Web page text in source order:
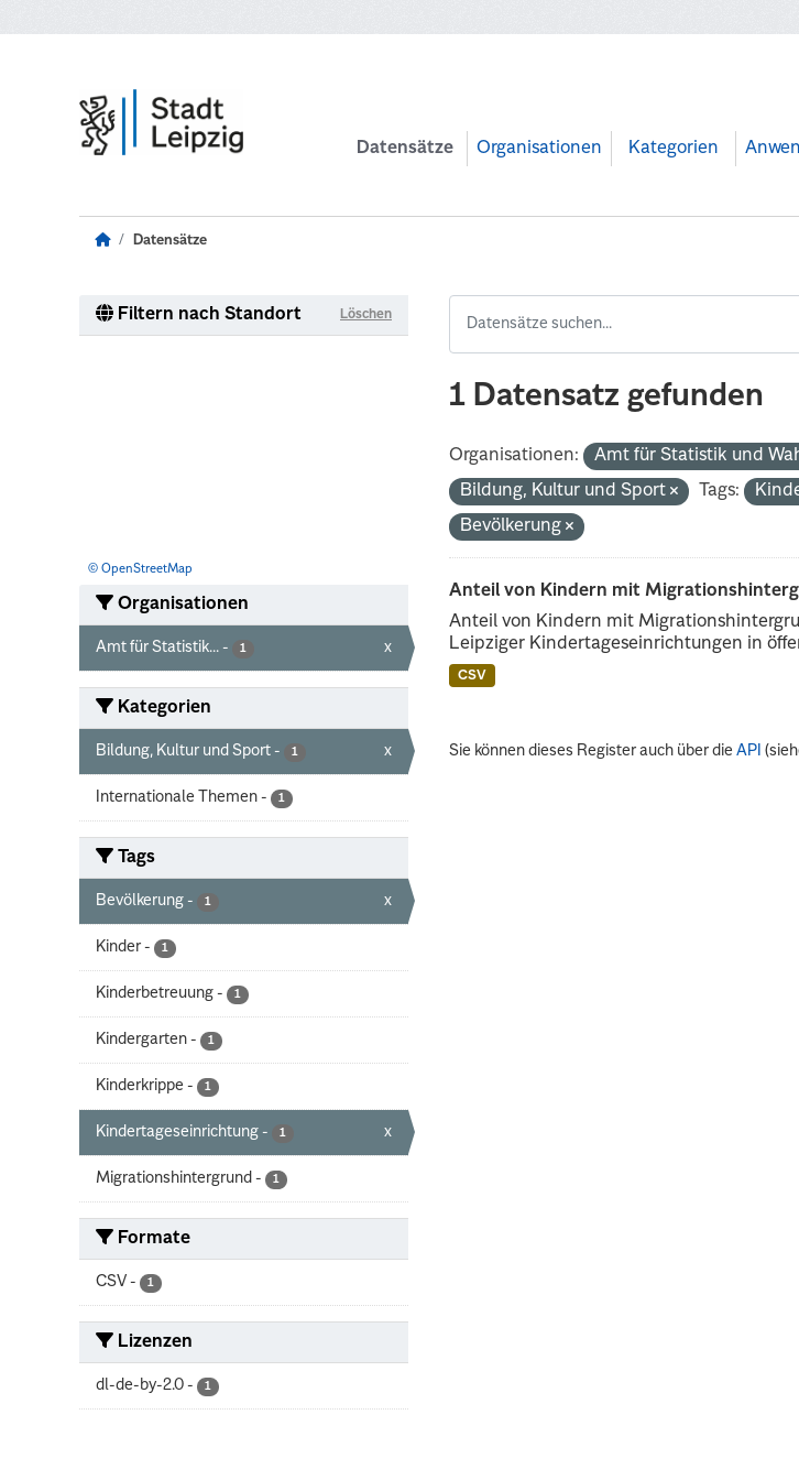
Datensätze Organisationen Kategorien
Datensätze
Filtern nach Standort Löschen
© OpenStreetMap
Organisationen
Amt für Statistik... - 1 x
Kategorien
Bildung, Kultur und Sport - 1 x
Internationale Themen - 1
Tags
Bevölkerung - 1 x
Kinder - 1
Kinderbetreuung - 1
Kindergarten - 1
Kinderkrippe - 1
Kindertageseinrichtung - 1 x
Migrationshintergrund - 1
Formate
CSV - 1
Lizenzen
dl-de-by-2.0 - 1
1 Datensatz gefunden
Organisationen: Amt für Statistik und
Bildung, Kultur und Sport
Tags:
Bevölkerung
Anteil von Kindern mit
Anteil von Kindern mit
Leipziger Kindertageseinrichtungen in
CSV
Sie können dieses Register auch über dieAPI